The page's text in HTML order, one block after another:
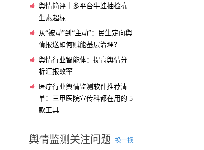
舆情简评｜多平台牛蛙抽检抗
生素超标
从“被动”到“主动”：民生定向舆
情报送如何赋能基层治理？
舆情行业智能体：提高舆情分
析汇报效率
医疗行业舆情监测软件推荐清
单：三甲医院宣传科都在用的 5
款工具
舆情监测关注问题 换一换